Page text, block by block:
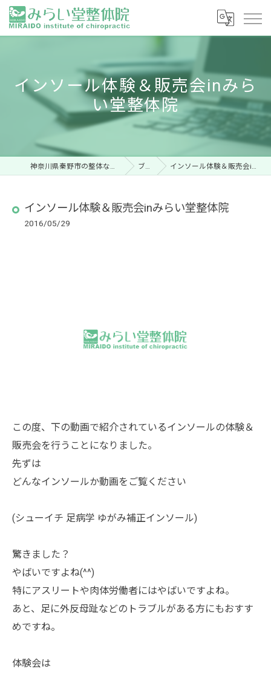
インソール体験＆販売会inみら
い堂整体院
神奈川県秦野市の整体ならみらい堂整体院 ブログ インソール体験＆販売会inみらい堂整体院
インソール体験＆販売会inみらい堂整体院
2016/05/29
この度、下の動画で紹介されているインソールの体験＆
販売会を行うことになりました。
先ずは
どんなインソールか動画をご覧ください
(シューイチ 足病学 ゆがみ補正インソール)
驚きました？
やばいですよね(^^)
特にアスリートや肉体労働者にはやばいですよね。
あと、足に外反母趾などのトラブルがある方にもおすす
めですね。
体験会は